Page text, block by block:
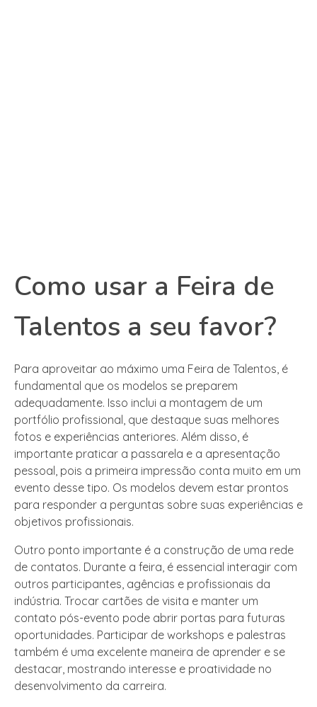
Como usar a Feira de
Talentos a seu favor?
Para aproveitar ao máximo uma Feira de Talentos, é
fundamental que os modelos se preparem
adequadamente. Isso inclui a montagem de um
portfólio profissional, que destaque suas melhores
fotos e experiências anteriores. Além disso, é
importante praticar a passarela e a apresentação
pessoal, pois a primeira impressão conta muito em um
evento desse tipo. Os modelos devem estar prontos
para responder a perguntas sobre suas experiências e
objetivos profissionais.
Outro ponto importante é a construção de uma rede
de contatos. Durante a feira, é essencial interagir com
outros participantes, agências e profissionais da
indústria. Trocar cartões de visita e manter um
contato pós-evento pode abrir portas para futuras
oportunidades. Participar de workshops e palestras
também é uma excelente maneira de aprender e se
destacar, mostrando interesse e proatividade no
desenvolvimento da carreira.